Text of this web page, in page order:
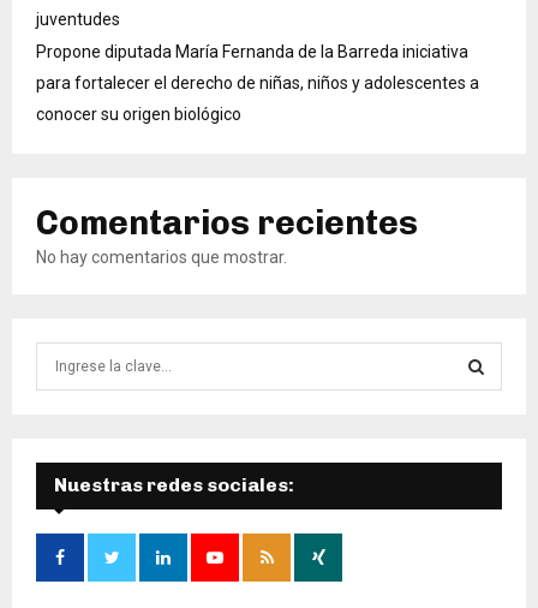
juventudes
Propone diputada María Fernanda de la Barreda iniciativa
para fortalecer el derecho de niñas, niños y adolescentes a
conocer su origen biológico
Comentarios recientes
No hay comentarios que mostrar.
d
a
e
Ú
S
Nuestras redes sociales: